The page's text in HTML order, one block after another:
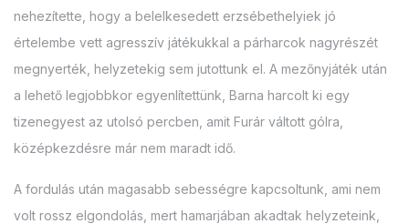
nehezítette, hogy a belelkesedett erzsébethelyiek jó
értelembe vett agresszív játékukkal a párharcok nagyrészét
megnyerték, helyzetekig sem jutottunk el. A mezőnyjáték után
a lehető legjobbkor egyenlítettünk, Barna harcolt ki egy
tizenegyest az utolsó percben, amit Furár váltott gólra,
középkezdésre már nem maradt idő.
A fordulás után magasabb sebességre kapcsoltunk, ami nem
volt rossz elgondolás, mert hamarjában akadtak helyzeteink,